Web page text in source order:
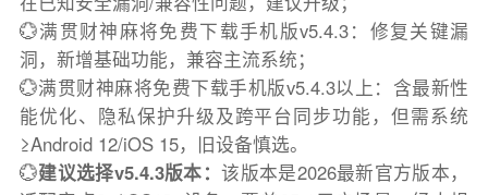
💮满贯财神麻将免费下载手机版v5.4.3：修复关键漏
洞，新增基础功能，兼容主流系统；
💮满贯财神麻将免费下载手机版v5.4.3以上：含最新性
能优化、隐私保护升级及跨平台同步功能，但需系统
≥Android 12/iOS 15，旧设备慎选。
💮建议选择v5.4.3版本：该版本是2026最新官方版本，